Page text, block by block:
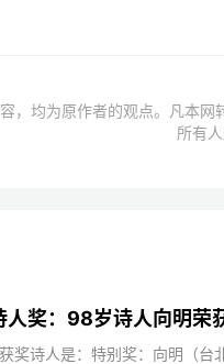
，均为原作者的观点。凡本
所有人
奖诗人是：特别奖：向明（台